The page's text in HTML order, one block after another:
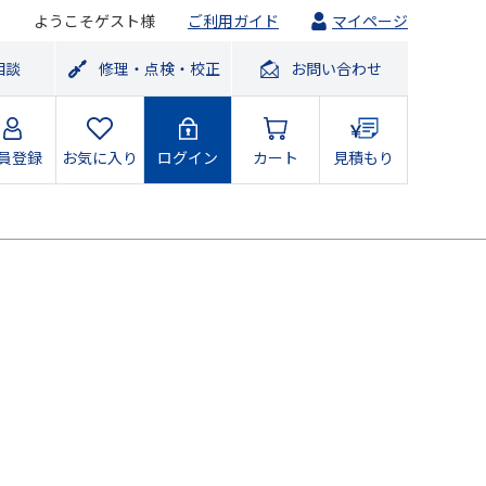
ようこそゲスト様 ご利用ガイド マイページ
談 修理・点検・校正 お問い合わせ
登録 お気に入り ログイン カート 見積もり